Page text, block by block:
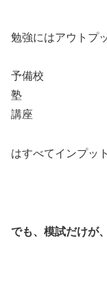
勉強にはアウトプ
予備校
塾
講座
はすべてインプッ
でも、模試だけが